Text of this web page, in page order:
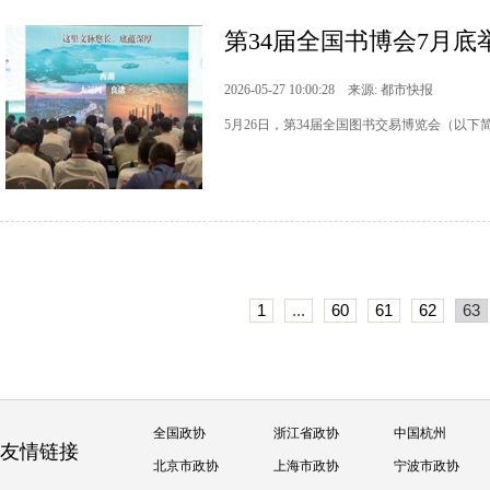
第34届全国书博会7月底
2026-05-27 10:00:28 来源: 都市快报
5月26日，第34届全国图书交易博览会（以
1 ... 60 61 62 63
友情链接
全国政协 浙江省政协 中国杭州
北京市政协 上海市政协 宁波市政协